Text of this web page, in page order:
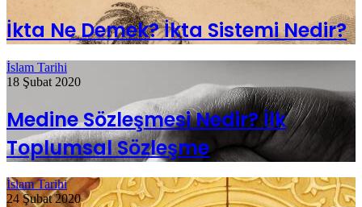
İkta Ne Demek? İkta Sistemi Nedir?
İslam Tarihi
18 Şubat 2020
Medine Sözleşmesi Nedir? İlk
Toplumsal Sözleşme
İslam Tarihi
24 Şubat 2020